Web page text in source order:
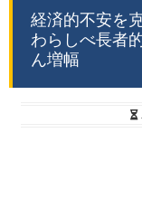
経済的不安を
わらしべ長者
ん増幅